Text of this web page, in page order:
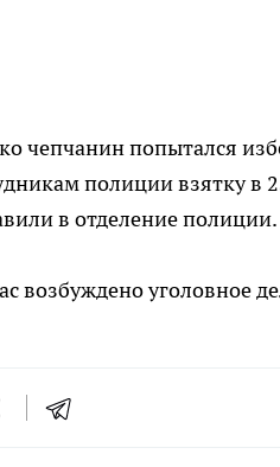
чепчанин попытался
полиции взятку в
в отделение полиции.
возбуждено уголовное